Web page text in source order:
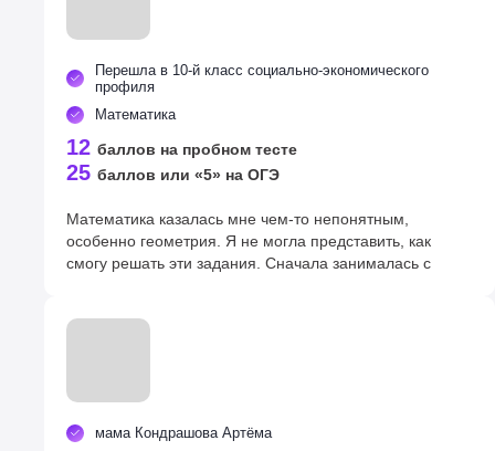
Перешла в 10-й класс социально-экономического
профиля
Математика
12 баллов на пробном тесте
25 баллов или «5» на ОГЭ
Математика казалась мне чем-то непонятным,
особенно геометрия. Я не могла представить, как
смогу решать эти задания. Сначала занималась с
подготовки в Мерлин. Сначала я думала, что это будет
Преподаватель хорошо пояснял все темы. Мы много
я вникла и почувствовала уверенность в своих силах.
мама Кондрашова Артёма